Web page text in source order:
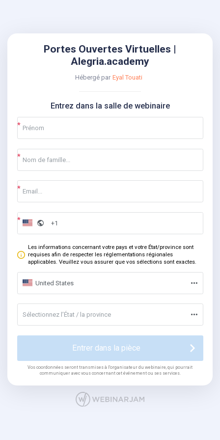
Portes Ouvertes Virtuelles |
Alegria.academy
Hébergé par Eyal Touati
Entrez dans la salle de webinaire
Les informations concernant votre pays et votre État/province sont
requises afin de respecter les réglementations régionales
applicables. Veuillez vous assurer que vos sélections sont exactes.
United States
Sélectionnez l’État / la province
Entrer dans la pièce
Vos coordonnées seront transmises à l'organisateur du webinaire, qui pourrait
communiquer avec vous concernant cet événement ou ses services.